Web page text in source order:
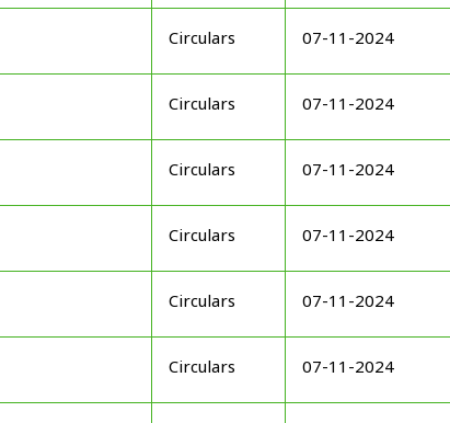
Circulars 07-11-2024
Circulars 07-11-2024
Circulars 07-11-2024
Circulars 07-11-2024
Circulars 07-11-2024
Circulars 07-11-2024